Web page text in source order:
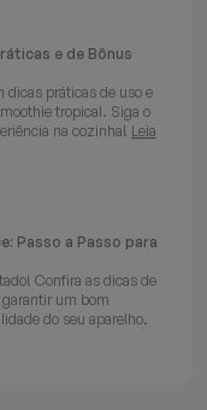
e de Bônus
dicas práticas de uso e
tropical. Siga o
na cozinha! Leia
Passo a Passo para
Confira as dicas de
um bom
do seu aparelho.